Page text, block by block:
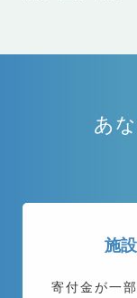
あ
施
寄付金が一